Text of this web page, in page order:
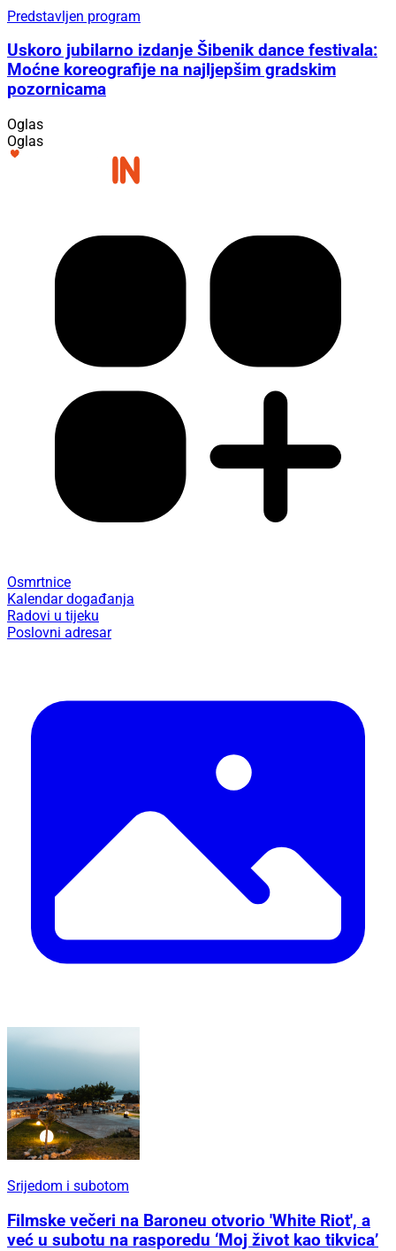
Predstavljen program
Uskoro jubilarno izdanje Šibenik dance festivala:
Moćne koreografije na najljepšim gradskim
pozornicama
Oglas
Oglas
Osmrtnice
Kalendar događanja
Radovi u tijeku
Poslovni adresar
Srijedom i subotom
Filmske večeri na Baroneu otvorio 'White Riot', a
već u subotu na rasporedu ‘Moj život kao tikvica’